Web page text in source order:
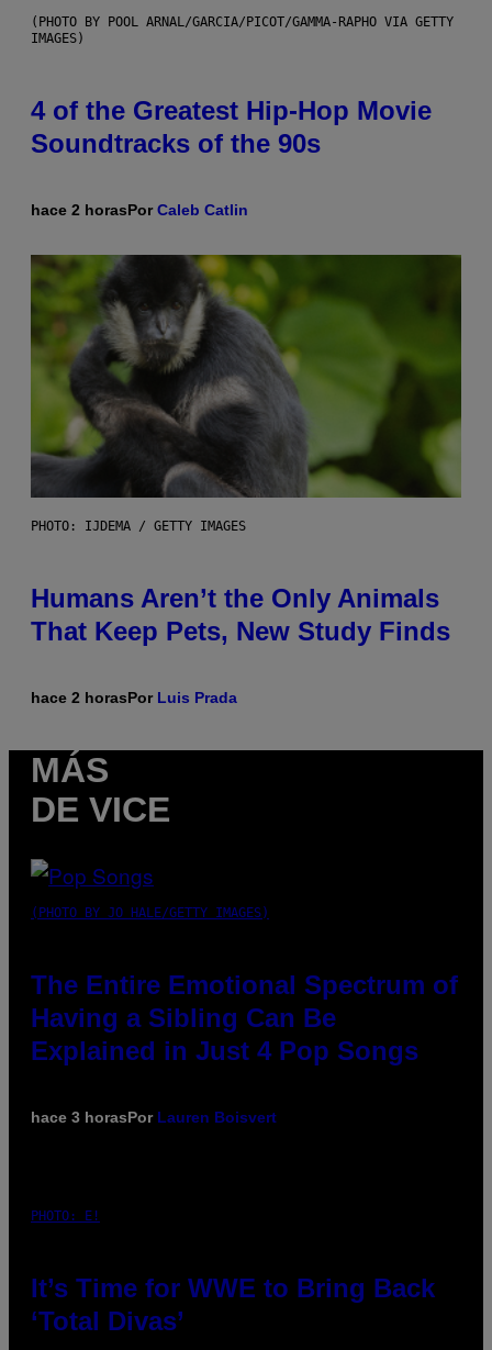
(PHOTO BY POOL ARNAL/GARCIA/PICOT/GAMMA-RAPHO VIA GETTY
IMAGES)
4 of the Greatest Hip-Hop Movie
Soundtracks of the 90s
hace 2 horasPorCaleb Catlin
PHOTO: IJDEMA / GETTY IMAGES
Humans Aren’t the Only Animals
That Keep Pets, New Study Finds
hace 2 horasPor Luis Prada
MÁS
DE VICE
(PHOTO BY JO HALE/GETTY IMAGES)
The Entire Emotional Spectrum of
Having a Sibling Can Be
Explained in Just 4 Pop Songs
hace 3 horasPor Lauren Boisvert
PHOTO: E!
It’s Time for WWE to Bring Back
‘Total Divas’